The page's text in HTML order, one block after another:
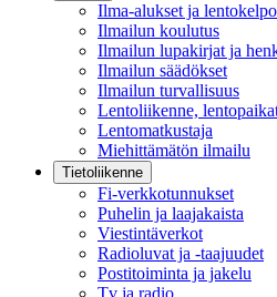
Ilma-alukset ja
Ilmailun koulutus
Ilmailun lupakirjat ja
Ilmailun säädökset
Ilmailun turvallisuus
Lentoliikenne,
Lentomatkustaja
Miehittämätön ilmailu
Tietoliikenne
Fi-verkkotunnukset
Puhelin ja laajakaista
Viestintäverkot
Radioluvat ja -taajuudet
Postitoiminta ja jakelu
Tv ja radio